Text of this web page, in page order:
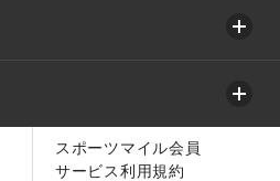
スポーツマイル会員
サービス利用規約